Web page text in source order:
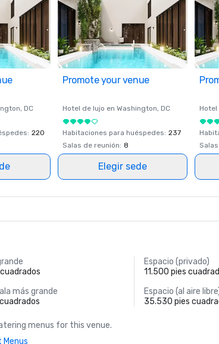
, DC
: 220
Promote your venue
Hotel de lujo en Washington, DC
Habitaciones para huéspedes: 237
Salas de reunión: 8
Elegir sede
Hotel
Espacio (privado)
11.500 pies
más grande
Espacio (al aire
35.530 pies
menus for this venue.
Menus